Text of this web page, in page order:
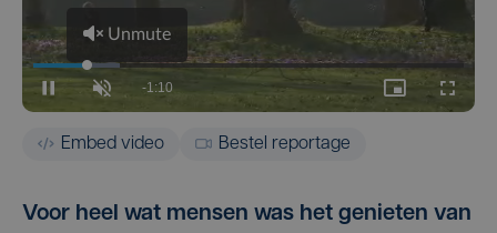
Embed video Bestel reportage
Voor heel wat mensen was het genieten van